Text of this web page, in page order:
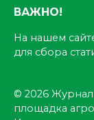
ВАЖНО!
На нашем
для сбора
© 2026
площадка